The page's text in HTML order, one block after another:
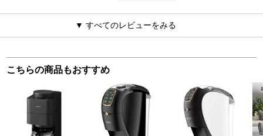
▼ すべてのレビューをみる
こちらの商品もおすすめ